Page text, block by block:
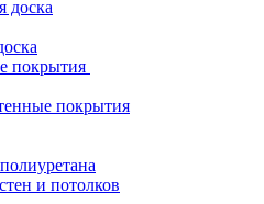
доска
покрытия
покрытия
и потолков